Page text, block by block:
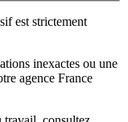
est strictement
inexactes ou une
agence France